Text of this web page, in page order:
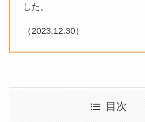
した。
（2023.12.30）
目次